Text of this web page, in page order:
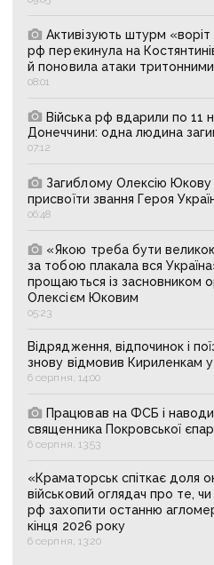
Активізують штурм
рф перекинула на
й поновила атаки
08:01
Війська рф вдарили по 11
Донеччини: одна людина
07:12
Загиблому Олексію
присвоїти звання Героя
06:48
«Якою треба бути
за тобою плакала вся
прощаються із засновником
Олексієм Юковим
05:23
Відрядження, відпочинок і
знову відмовив Кириленкам у
6 серпня, 14:00
Працював на ФСБ і
священника Покровської
6 серпня, 13:53
«Краматорськ спіткає доля
військовий оглядач про те, чи
рф захопити останню
кінця 2026 року
6 серпня, 13:20